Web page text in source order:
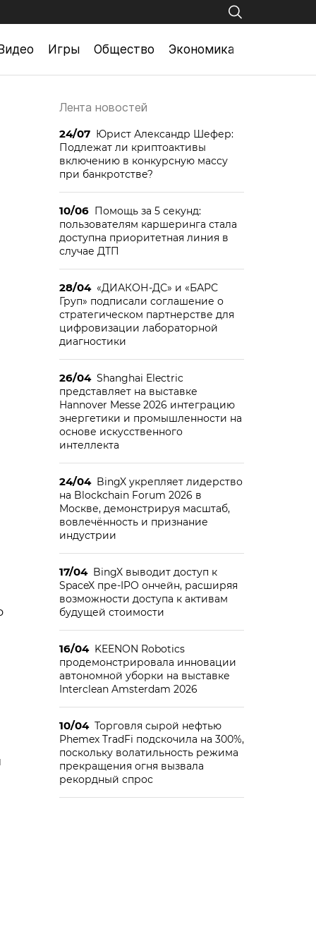
Игры Общество Экономика
Лента новостей
24/07 Юрист Александр Шефер:
Подлежат ли криптоактивы
включению в конкурсную массу
при банкротстве?
10/06 Помощь за 5 секунд:
пользователям каршеринга стала
доступна приоритетная линия в
случае ДТП
28/04 «ДИАКОН-ДС» и «БАРС
Груп» подписали соглашение о
стратегическом партнерстве для
цифровизации лабораторной
диагностики
26/04 Shanghai Electric
представляет на выставке
Hannover Messe 2026 интеграцию
энергетики и промышленности на
основе искусственного
интеллекта
24/04 BingX укрепляет лидерство
на Blockchain Forum 2026 в
Москве, демонстрируя масштаб,
вовлечённость и признание
индустрии
17/04 BingX выводит доступ к
SpaceX пре-IPO ончейн, расширяя
возможности доступа к активам
будущей стоимости
16/04 KEENON Robotics
продемонстрировала инновации
автономной уборки на выставке
Interclean Amsterdam 2026
10/04 Торговля сырой нефтью
Phemex TradFi подскочила на 300%,
поскольку волатильность режима
прекращения огня вызвала
рекордный спрос